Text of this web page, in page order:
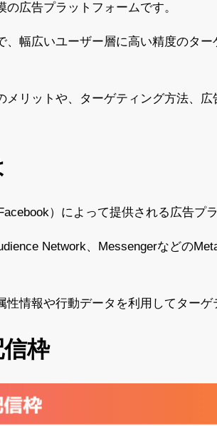
広告プラットフォームです。
、幅広いユーザー層に高い精度のタ
メリットや、ターゲティング方法、
）によって提供される広告プ
Network、Messengerなどの
性情報や行動データを利用してター
枠